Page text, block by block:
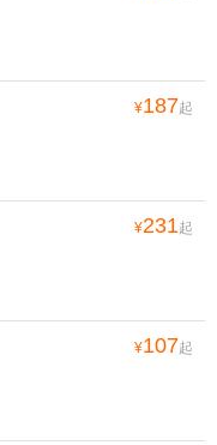
¥187起
¥231起
¥107起